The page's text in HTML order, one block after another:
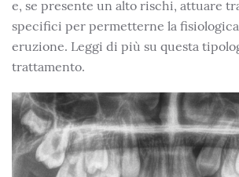
e, se presente un alto rischi, attuare
specifici per permetterne la
eruzione. Leggi di più su questa
trattamento.